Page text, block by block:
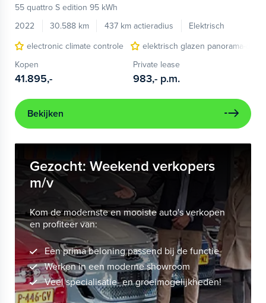
55 quattro S edition 95 kWh
2022
30.588 km 437 km actieradius
Elektrisch
electronic climate controle
elektrisch glazen panorama-dak
Kopen
41.895,-
Private lease
983,- p.m.
Bekijken
Gezocht: Weekend verkopers
m/v
Kom de modernste en mooiste auto's verkopen
en profiteer van:
Een prima beloning passend bij de functie
Werken in een moderne showroom
Veel specialisatie- en groeimogelijkheden!